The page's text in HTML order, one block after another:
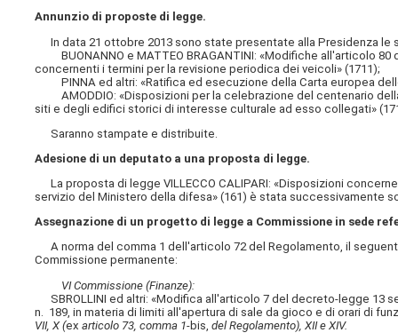
Annunzio di proposte di legge.
In data 21 ottobre 2013 sono state presentate alla Presidenza
BUONANNO e MATTEO BRAGANTINI: «Modifiche all'articolo
concernenti i termini per la revisione periodica dei veicoli» (1711);
PINNA ed altri: «Ratifica ed esecuzione della Carta europea
AMODDIO: «Disposizioni per la celebrazione del centenario
siti e degli edifici storici di interesse culturale ad esso collegati»
Saranno stampate e distribuite.
Adesione di un deputato a una proposta di legge.
La proposta di legge VILLECCO CALIPARI: «Disposizioni
servizio del Ministero della difesa» (161) è stata successivamente
Assegnazione di un progetto di legge a Commissione in sede
A norma del comma 1 dell'articolo 72 del Regolamento, il
Commissione permanente:
VI Commissione (Finanze):
SBROLLINI ed altri: «Modifica all'articolo 7 del decreto-legge 13
n. 189, in materia di limiti all'apertura di sale da gioco e di orari di
VII, X (ex articolo 73, comma 1-bis,del Regolamento), XII e XIV.